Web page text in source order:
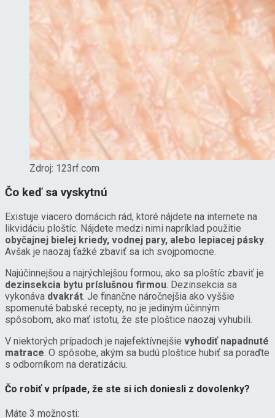
Zdroj: 123rf.com
Čo keď sa vyskytnú
Existuje viacero domácich rád, ktoré nájdete na internete na
likvidáciu ploštíc. Nájdete medzi nimi napríklad použitie
obyčajnej bielej kriedy, vodnej pary, alebo lepiacej pásky
Avšak je naozaj ťažké zbaviť sa ich svojpomocne.
Najúčinnejšou a najrýchlejšou formou, ako sa ploštíc zbaviť je
dezinsekcia bytu príslušnou firmou . Dezinsekcia sa
vykonáva dvakrát . Je finančne náročnejšia ako vyššie
spomenuté babské recepty, no je jediným účinným
spôsobom, ako mať istotu, že ste ploštice naozaj vyhubili.
V niektorých prípadoch je najefektívnejšie vyhodiť napadnuté
matrace . O spôsobe, akým sa budú ploštice hubiť sa poraďte
s odborníkom na deratizáciu.
Čo robiť v prípade, že ste si ich doniesli z dovolenky?
Máte 3 možnosti: